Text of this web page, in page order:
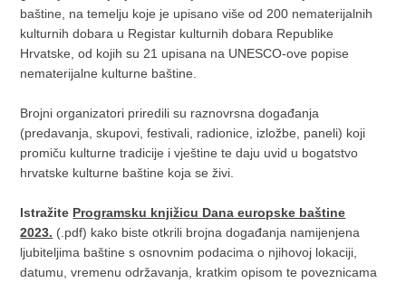
baštine, na temelju koje je upisano više od 200 nematerijalnih
kulturnih dobara u Registar kulturnih dobara Republike
Hrvatske, od kojih su 21 upisana na UNESCO-ove popise
nematerijalne kulturne baštine.
Brojni organizatori priredili su raznovrsna događanja
(predavanja, skupovi, festivali, radionice, izložbe, paneli) koji
promiču kulturne tradicije i vještine te daju uvid u bogatstvo
hrvatske kulturne baštine koja se živi.
Istražite Programsku knjižicu Dana europske baštine
2023. (.pdf) kako biste otkrili brojna događanja namijenjena
ljubiteljima baštine s osnovnim podacima o njihovoj lokaciji,
datumu, vremenu održavanja, kratkim opisom te poveznicama